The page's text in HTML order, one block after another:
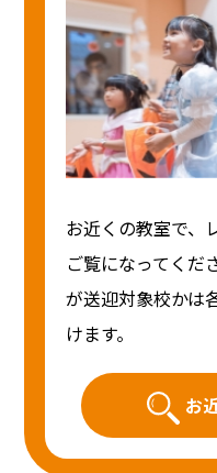
お近くの教室で、
ご覧になってくだ
が送迎対象校かは
けます。
お